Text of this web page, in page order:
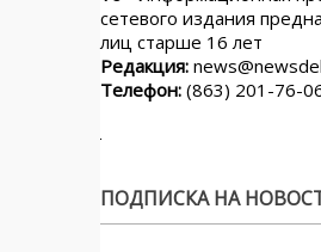
сетевого издания
лиц старше 16 лет
Редакция:
Телефон: (863) 201-76-
ПОДПИСКА НА